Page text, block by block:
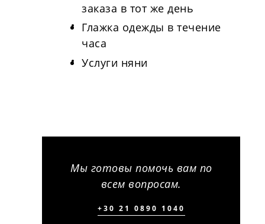
заказа в тот же день
Глажка одежды в течение
часа
Услуги няни
Мы готовы помочь вам по
всем вопросам.
+30 21 0890 1040